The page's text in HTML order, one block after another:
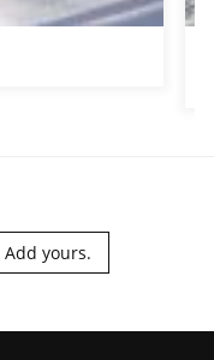
Add yours.